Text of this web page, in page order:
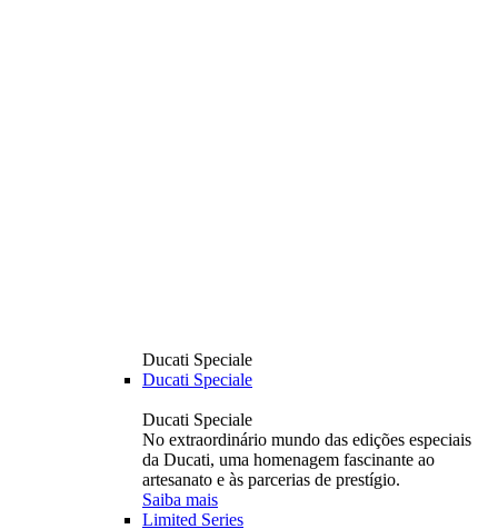
Ducati Speciale
Ducati Speciale
Ducati Speciale
No extraordinário mundo das edições especiais
da Ducati, uma homenagem fascinante ao
artesanato e às parcerias de prestígio.
Saiba mais
Limited Series